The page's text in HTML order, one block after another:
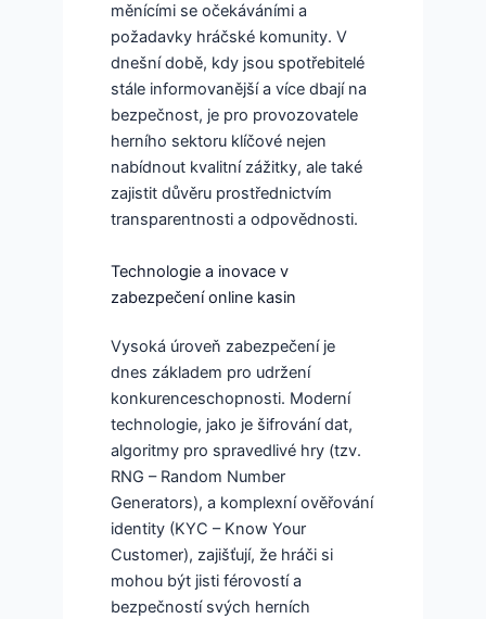
měnícími se očekáváními a
požadavky hráčské komunity. V
dnešní době, kdy jsou spotřebitelé
stále informovanější a více dbají na
bezpečnost, je pro provozovatele
herního sektoru klíčové nejen
nabídnout kvalitní zážitky, ale také
zajistit důvěru prostřednictvím
transparentnosti a odpovědnosti.
Technologie a inovace v
zabezpečení online kasin
Vysoká úroveň zabezpečení je
dnes základem pro udržení
konkurenceschopnosti. Moderní
technologie, jako je šifrování dat,
algoritmy pro spravedlivé hry (tzv.
RNG – Random Number
Generators), a komplexní ověřování
identity (KYC – Know Your
Customer), zajišťují, že hráči si
mohou být jisti férovostí a
bezpečností svých herních